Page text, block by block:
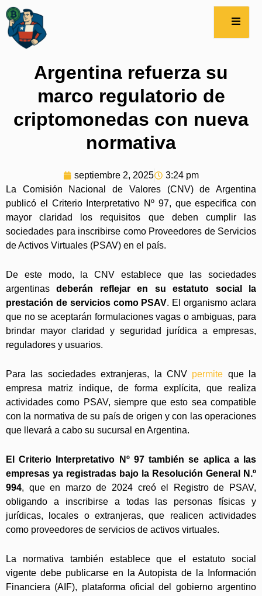
Argentina refuerza su
marco regulatorio de
criptomonedas con nueva
normativa
septiembre 2, 2025
3:24 pm
La Comisión Nacional de Valores (CNV) de Argentina
publicó el Criterio Interpretativo Nº 97, que especifica con
mayor claridad los requisitos que deben cumplir las
sociedades para inscribirse como Proveedores de Servicios
de Activos Virtuales (PSAV) en el país.
De este modo, la CNV establece que las sociedades
argentinasdeberán reflejar en su estatuto social la
prestación de servicios como PSAV. El organismo aclara
que no se aceptarán formulaciones vagas o ambiguas, para
brindar mayor claridad y seguridad jurídica a empresas,
reguladores y usuarios.
Para las sociedades extranjeras, la CNV permite que la
empresa matriz indique, de forma explícita, que realiza
actividades como PSAV, siempre que esto sea compatible
con la normativa de su país de origen y con las operaciones
que llevará a cabo su sucursal en Argentina.
El Criterio Interpretativo Nº 97 también se aplica a las
empresas ya registradas bajo la Resolución General N.º
994, que en marzo de 2024 creó el Registro de PSAV,
obligando a inscribirse a todas las personas físicas y
jurídicas, locales o extranjeras, que realicen actividades
como proveedores de servicios de activos virtuales.
La normativa también establece que el estatuto social
vigente debe publicarse en la Autopista de la Información
Financiera (AIF), plataforma oficial del gobierno argentino